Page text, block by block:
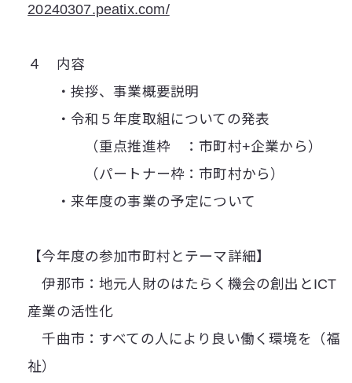
20240307.peatix.com/
４ 内容
・挨拶、事業概要説明
・令和５年度取組についての発表
（重点推進枠 ：市町村+企業から）
（パートナー枠：市町村から）
・来年度の事業の予定について
【今年度の参加市町村とテーマ詳細】
伊那市：地元人財のはたらく機会の創出とICT
産業の活性化
千曲市：すべての人により良い働く環境を（福
祉）